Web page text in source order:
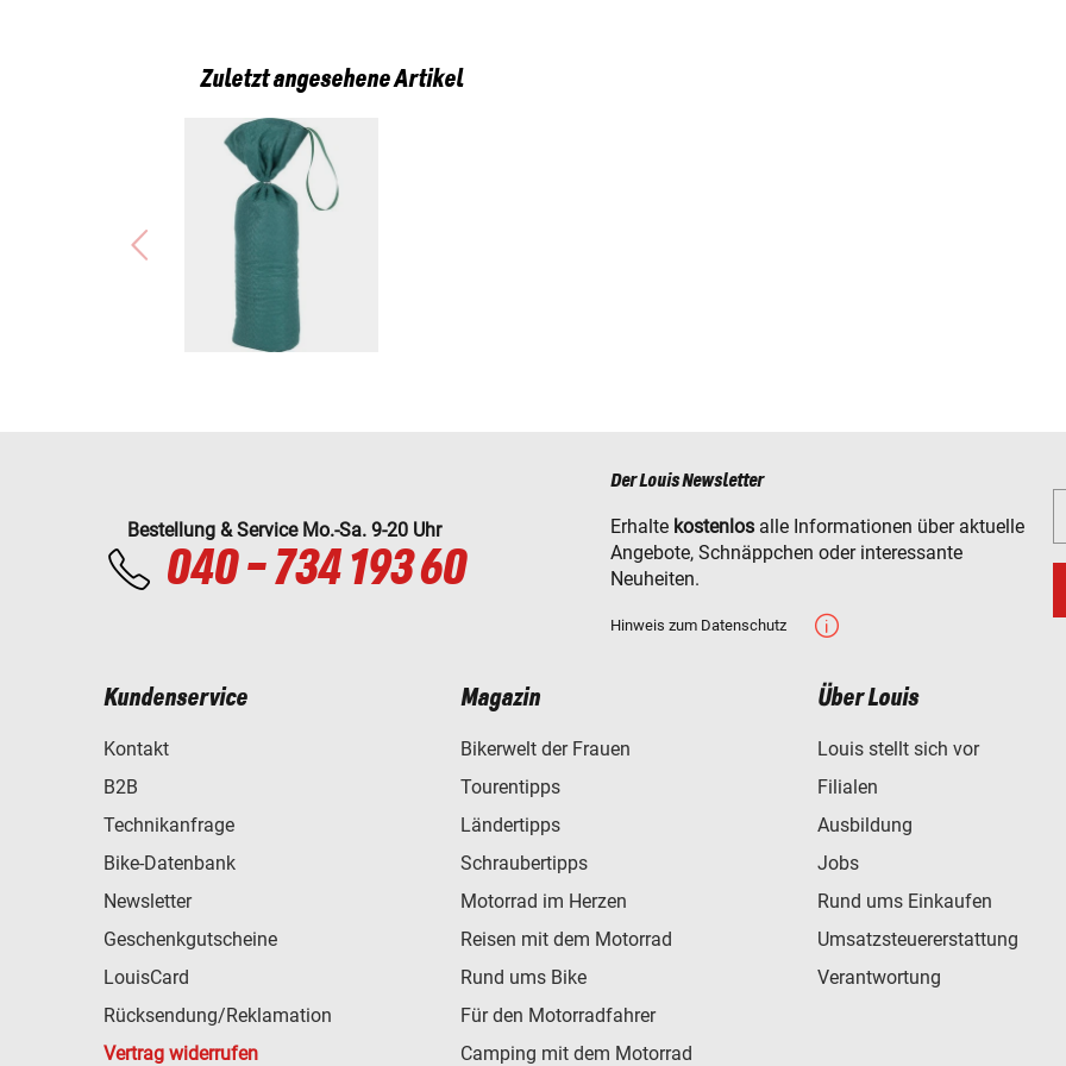
Zuletzt angesehene Artikel
Bestellung & Service Mo.-Sa. 9-20 Uhr
040 - 734 193 60
Der Louis Newsletter
Erhalte kostenlos alle Informationen über aktuelle
Angebote, Schnäppchen oder interessante
Neuheiten.
Hinweis zum Datenschutz
Kundenservice
Kontakt
B2B
Technikanfrage
Bike-Datenbank
Newsletter
Geschenkgutscheine
LouisCard
Rücksendung/Reklamation
Vertrag widerrufen
Magazin
Bikerwelt der Frauen
Tourentipps
Ländertipps
Schraubertipps
Motorrad im Herzen
Reisen mit dem Motorrad
Rund ums Bike
Für den Motorradfahrer
Camping mit dem Motorrad
Über Louis
Louis stellt sich vor
Filialen
Ausbildung
Jobs
Rund ums Einkaufen
Umsatzsteuererstattung
Verantwortung